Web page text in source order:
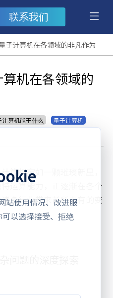
联系我们
子计算机在各领域的非凡作为
机在各领域的
计算机能干什么
量子计算机
算机宛如一颗璀璨新星，
运算能力，正逐渐在各个
多行业带来前所未有的变
问题的深度探索
站使用情况、改进服
以选择接受、拒绝